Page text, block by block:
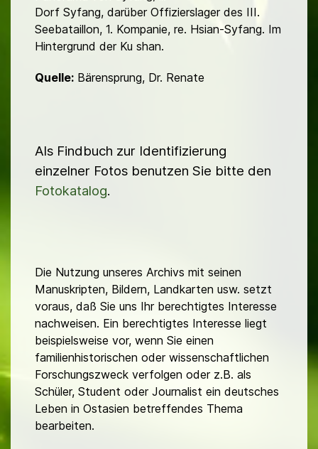
Dorf Syfang, darüber Offizierslager des III.
Seebataillon, 1. Kompanie, re. Hsian-Syfang. Im
Hintergrund der Ku shan.
Quelle: Bärensprung, Dr. Renate
Als Findbuch zur Identifizierung
einzelner Fotos benutzen Sie bitte den
Fotokatalog.
Die Nutzung unseres Archivs mit seinen
Manuskripten, Bildern, Landkarten usw. setzt
voraus, daß Sie uns Ihr berechtigtes Interesse
nachweisen. Ein berechtigtes Interesse liegt
beispielsweise vor, wenn Sie einen
familienhistorischen oder wissenschaftlichen
Forschungszweck verfolgen oder z.B. als
Schüler, Student oder Journalist ein deutsches
Leben in Ostasien betreffendes Thema
bearbeiten.